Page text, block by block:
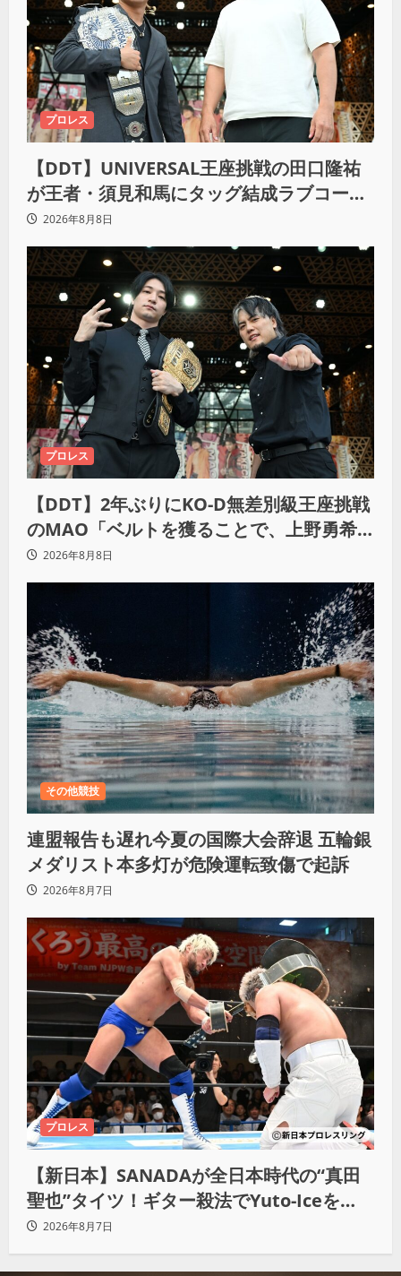
プロレス
【DDT】UNIVERSAL王座挑戦の田口隆祐
が王者・須見和馬にタッグ結成ラブコー
ル！「この試合が終わった後は、丸刈りブ
ラザーズで一緒にやっていただければ」
2026年8月8日
プロレス
【DDT】2年ぶりにKO-D無差別級王座挑戦
のMAO「ベルトを獲ることで、上野勇希
とMAOで一時代あったんだよって残した
い」
2026年8月8日
その他競技
連盟報告も遅れ今夏の国際大会辞退 五輪銀
メダリスト本多灯が危険運転致傷で起訴
2026年8月7日
プロレス
【新日本】SANADAが全日本時代の“真田
聖也”タイツ！ギター殺法でYuto-Iceを
KO「俺と闘う時は考えろ。感じるな」
2026年8月7日